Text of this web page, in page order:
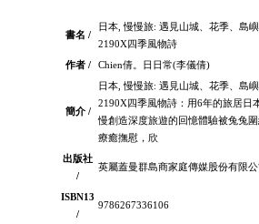
書名 /
日本, 慢慢旅: 遇見山城、花季、島
2190X四季風物詩
作者 /
Chien倩。日日常(李儀倩)
簡介 /
日本, 慢慢旅: 遇見山城、花季、島
2190X四季風物詩：用6年的旅居日
慢創造深度旅遊的回憶體驗被兔兔
療癒撫慰，欣
出版社
/
英屬蓋曼群島商家庭傳媒股份有限公
ISBN13
/
9786267336106